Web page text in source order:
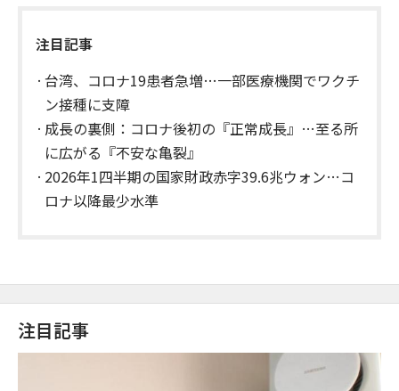
注目記事
台湾、コロナ19患者急増…一部医療機関でワクチ
ン接種に支障
成長の裏側：コロナ後初の『正常成長』…至る所
に広がる『不安な亀裂』
2026年1四半期の国家財政赤字39.6兆ウォン…コ
ロナ以降最少水準
注目記事